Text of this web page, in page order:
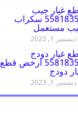
غيار جيب
55818355 سكراب
مستعمل
ديسمبر 1, 2023
غيار دودج
55818355 ارخص قطع
دودج
ديسمبر 1, 2023